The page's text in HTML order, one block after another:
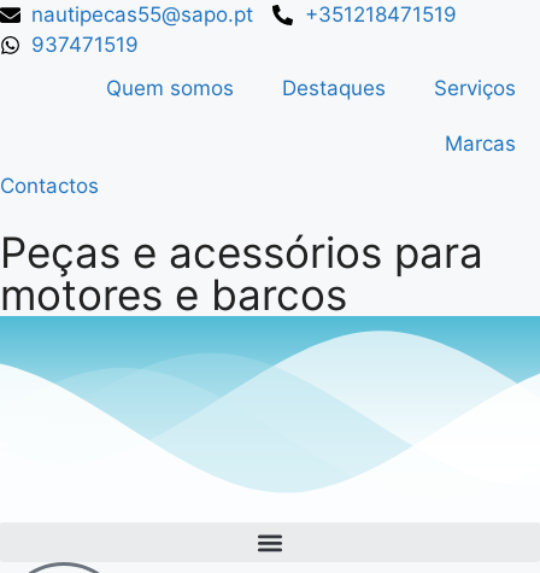
nautipecas55@sapo.pt
+351218471519
937471519
Quem somos
Destaques Serviços
Marcas
Contactos
Peças e acessórios para
motores e barcos